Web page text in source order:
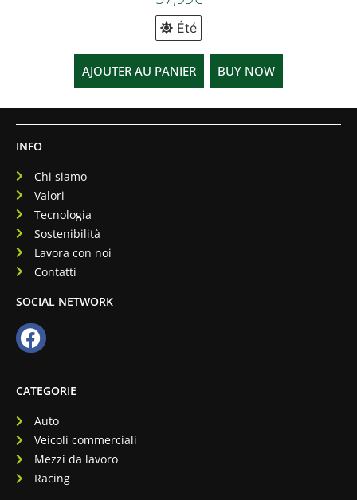
Été
AJOUTER AU PANIER BUY NOW
CATEGORIE
Auto
Veicoli commerciali
Mezzi da lavoro
Racing
INFO
Chi siamo
Valori
Tecnologia
Sostenibilità
Lavora con noi
Contatti
SOCIAL NETWORK